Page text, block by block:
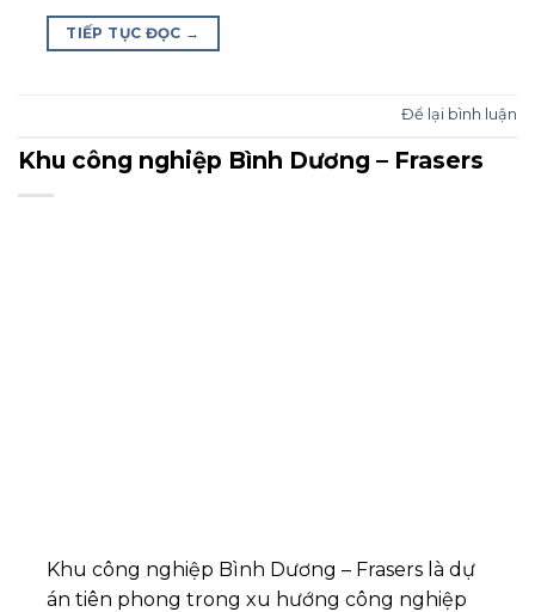
TIẾP TỤC ĐỌC →
Để lại bình luận
Khu công nghiệp Bình Dương – Frasers
Khu công nghiệp Bình Dương – Frasers là dự
án tiên phong trong xu hướng công nghiệp